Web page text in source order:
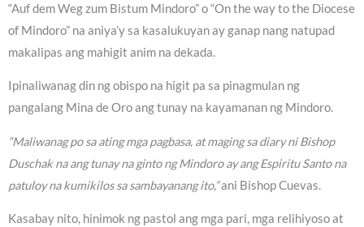
“Auf dem Weg zum Bistum Mindoro” o “On the way to the Diocese
of Mindoro” na aniya’y sa kasalukuyan ay ganap nang natupad
makalipas ang mahigit anim na dekada.
Ipinaliwanag din ng obispo na higit pa sa pinagmulan ng
pangalang Mina de Oro ang tunay na kayamanan ng Mindoro.
“Maliwanag po sa ating mga pagbasa, at maging sa diary ni Bishop
Duschak na ang tunay na ginto ng Mindoro ay ang Espiritu Santo na
patuloy na kumikilos sa sambayanang ito,”ani Bishop Cuevas.
Kasabay nito, hinimok ng pastol ang mga pari, mga relihiyoso at